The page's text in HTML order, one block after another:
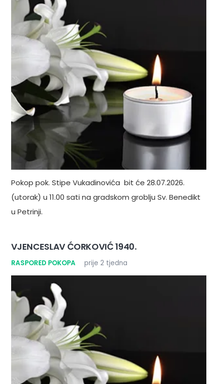
Pokop pok. Stipe Vukadinovića bit će 28.07.2026.
(utorak) u 11.00 sati na gradskom groblju Sv. Benedikt
u Petrinji.
VJENCESLAV ĆORKOVIĆ 1940.
RASPORED POKOPA prije 2 tjedna